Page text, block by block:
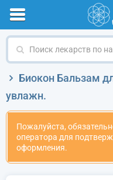
Поиск
названию
Биокон Бальзам
увлажн.
Пожалуйста,
оператора для
оформления.